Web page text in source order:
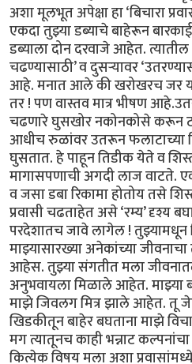
अशा मूलभूत अपेक्षा हा ‘बिचारा
एकदा तुझ्या डब्याचे बाहेरून
डब्याला दोन दरवाजे आहेत. त्यातील
चढण्यासाठी’ व दुसऱ्यावर
आहे. मनात आले की खरोखरच जर
तर ! पण वास्तव मात्र भीषण
चढणारे घुसखोर नकोनकोसे करून
आधीच रुळांवर उतरून फलाटाच्या
घुसतात. हे पाहून तिडीक येते व
मागासपणाची अगदी लाज वाटते.
व जसा डबा रिकामा होतोय तसे
प्रवासी चढताहेत असे ‘रम्य’ दृश्य
परदेशातच जावे लागेल ! तुझ्यामधून
माझ्यासारख्या अनेकांच्या
आहेस. तुझ्या संगतीत मला
अनुभवायला मिळाले आहेत. माझ्या
माझे जिवलग मित्र झाले आहेत. तू
खिडकीतून बाहेर बघताना माझे
मग त्यातूनच काही भन्नाट
कित्येक विषय मला अशा